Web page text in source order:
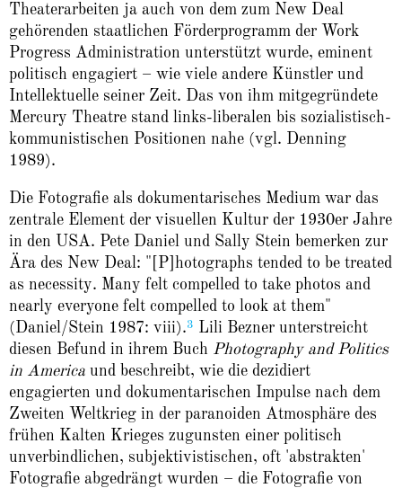
Theaterarbeiten ja auch von dem zum New Deal
gehörenden staatlichen Förderprogramm der Work
Progress Administration unterstützt wurde, eminent
politisch engagiert – wie viele andere Künstler und
Intellektuelle seiner Zeit. Das von ihm mitgegründete
Mercury Theatre stand links-liberalen bis sozialistisch-
kommunistischen Positionen nahe (vgl. Denning
1989).
Die Fotografie als dokumentarisches Medium war das
zentrale Element der visuellen Kultur der 1930er Jahre
in den USA. Pete Daniel und Sally Stein bemerken zur
Ära des New Deal: "[P]hotographs tended to be treated
as necessity. Many felt compelled to take photos and
nearly everyone felt compelled to look at them"
(Daniel/Stein 1987: viii).3 Lili Bezner unterstreicht
diesen Befund in ihrem Buch Photography and Politics
in America und beschreibt, wie die dezidiert
engagierten und dokumentarischen Impulse nach dem
Zweiten Weltkrieg in der paranoiden Atmosphäre des
frühen Kalten Krieges zugunsten einer politisch
unverbindlichen, subjektivistischen, oft 'abstrakten'
Fotografie abgedrängt wurden – die Fotografie von